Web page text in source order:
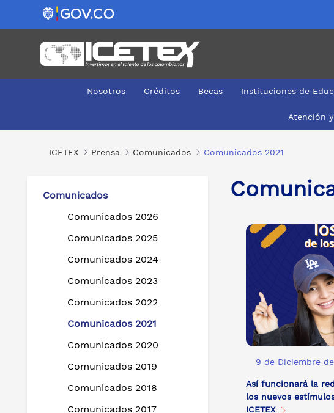
Nosotros Créditos Becas Instituciones de
Atención
ICETEX Prensa Comunicados Comunicados 2021
Comunicados
Comunicados 2026
Comunicados 2025
Comunicados 2024
Comunicados 2023
Comunicados 2022
Comunicados 2021
Comunicados 2020
Comunicados 2019
Comunicados 2018
Comunicados 2017
9 de Diciembre de
Así funcionará la
los nuevos
ICETEX